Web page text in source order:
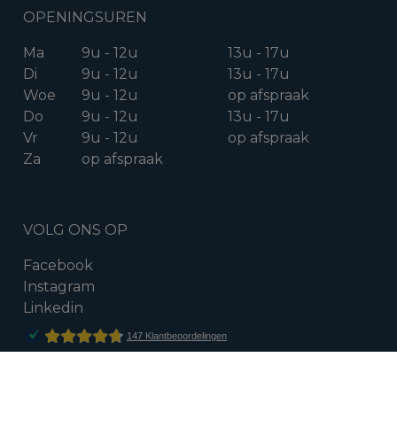
OPENINGSUREN
Ma 9u - 12u
13u - 17u
Di
9u - 12u
13u - 17u
Woe
9u - 12u
op afspraak
Do
9u - 12u
13u - 17u
Vr
9u - 12u
op afspraak
Za
op afspraak
VOLG ONS OP
Facebook
Instagram
Linkedin